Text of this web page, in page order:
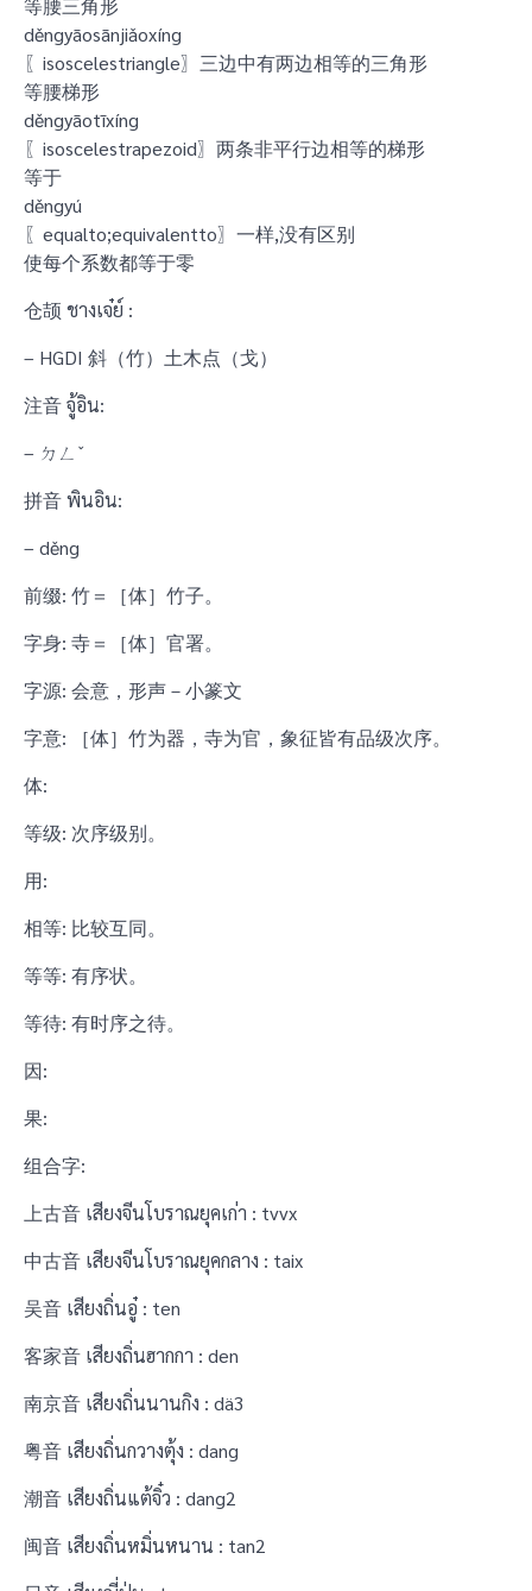
等腰三角形
děngyāosānjiǎoxíng
〖isoscelestriangle〗三边中有两边相等的三角形
等腰梯形
děngyāotīxíng
〖isoscelestrapezoid〗两条非平行边相等的梯形
等于
děngyú
〖equalto;equivalentto〗一样,没有区别
使每个系数都等于零
仓颉 ชางเจ๋ย์ :
– HGDI 斜（竹）土木点（戈）
注音 จู้อิน:
– ㄉㄥˇ
拼音 พินอิน:
– děng
前缀: 竹＝［体］竹子。
字身: 寺＝［体］官署。
字源: 会意，形声－小篆文
字意: ［体］竹为器，寺为官，象征皆有品级次序。
体:
等级: 次序级别。
用:
相等: 比较互同。
等等: 有序状。
等待: 有时序之待。
因:
果:
组合字:
上古音 เสียงจีนโบราณยุคเก่า : tvvx
中古音 เสียงจีนโบราณยุคกลาง : taix
吴音 เสียงถิ่นอู๋ : ten
客家音 เสียงถิ่นฮากกา : den
南京音 เสียงถิ่นนานกิง : dä3
粤音 เสียงถิ่นกวางตุ้ง : dang
潮音 เสียงถิ่นแต้จิ๋ว : dang2
闽音 เสียงถิ่นหมิ่นหนาน : tan2